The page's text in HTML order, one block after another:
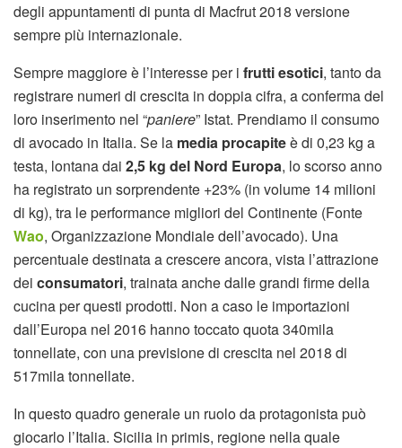
degli appuntamenti di punta di Macfrut 2018 versione
sempre più internazionale.
Sempre maggiore è l’interesse per i frutti esotici, tanto da
registrare numeri di crescita in doppia cifra, a conferma del
loro inserimento nel “paniere” Istat. Prendiamo il consumo
di avocado in Italia. Se la media procapiteè di 0,23 kg a
testa, lontana dai 2,5 kg del Nord Europa, lo scorso anno
ha registrato un sorprendente +23% (in volume 14 milioni
di kg), tra le performance migliori del Continente (Fonte
Wao, Organizzazione Mondiale dell’avocado). Una
percentuale destinata a crescere ancora, vista l’attrazione
dei consumatori, trainata anche dalle grandi firme della
cucina per questi prodotti. Non a caso le importazioni
dall’Europa nel 2016 hanno toccato quota 340mila
tonnellate, con una previsione di crescita nel 2018 di
517mila tonnellate.
In questo quadro generale un ruolo da protagonista può
giocarlo l’Italia. Sicilia in primis, regione nella quale